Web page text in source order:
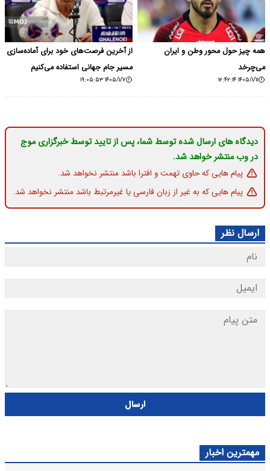
همه چیز حول محور وطن و ایران
می‌چرخد
۱۴۰۵/۱/۱۱ ۱۲:۴۲:۱۴
از آخرین فرصت‌های خود برای آماده‌سازی
مسیر جام جهانی استفاده می‌کنیم
۱۴۰۵/۱/۷ ۱۹:۰۵:۵۳
دیدگاه های ارسال شده توسط شما، پس از تایید توسط خبرگزاری موج
در وب منتشر خواهد شد.
پیام هایی که حاوی تهمت و افترا باشد منتشر نخواهد شد.
پیام هایی که به غیر از زبان فارسی یا غیرمرتبط باشد منتشر نخواهد شد.
ارسال نظر
ارسال
مهمترین اخبار